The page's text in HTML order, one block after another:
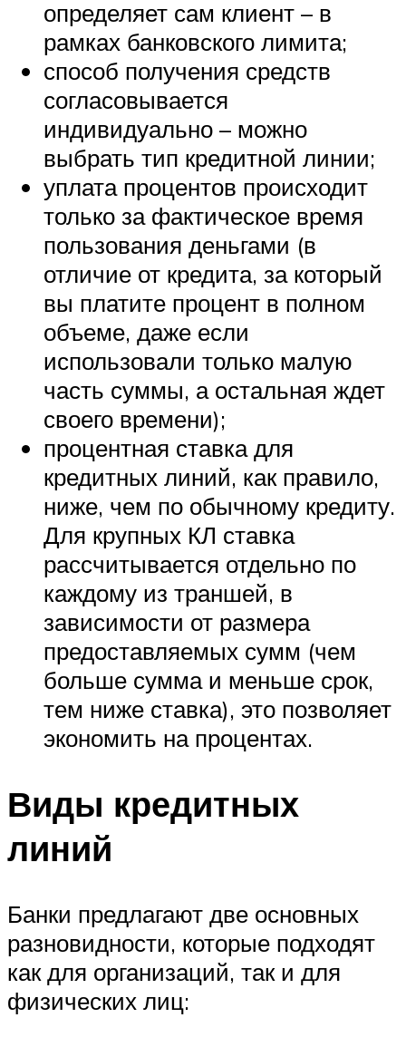
определяет сам клиент – в
рамках банковского лимита;
способ получения средств
согласовывается
индивидуально – можно
выбрать тип кредитной линии;
уплата процентов происходит
только за фактическое время
пользования деньгами (в
отличие от кредита, за который
вы платите процент в полном
объеме, даже если
использовали только малую
часть суммы, а остальная ждет
своего времени);
процентная ставка для
кредитных линий, как правило,
ниже, чем по обычному кредиту.
Для крупных КЛ ставка
рассчитывается отдельно по
каждому из траншей, в
зависимости от размера
предоставляемых сумм (чем
больше сумма и меньше срок,
тем ниже ставка), это позволяет
экономить на процентах.
Виды кредитных
линий
Банки предлагают две основных
разновидности, которые подходят
как для организаций, так и для
физических лиц: